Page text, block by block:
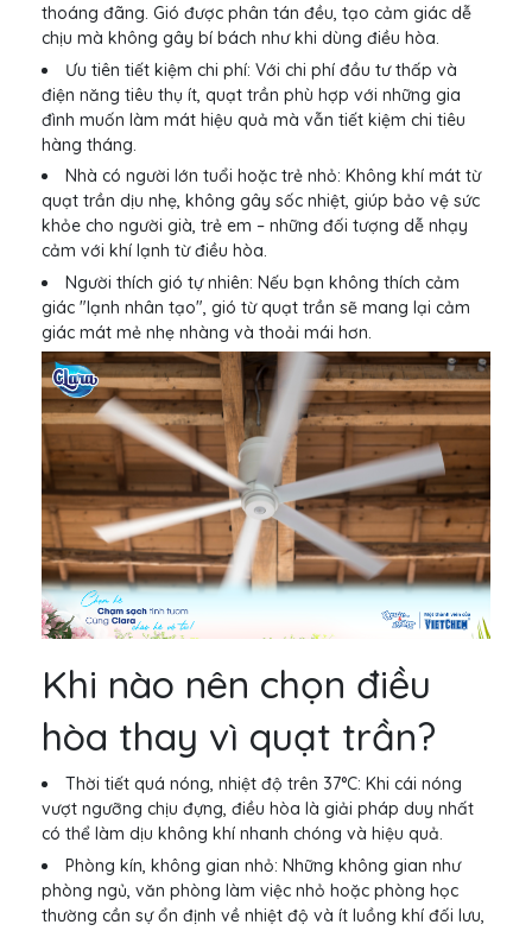
thoáng đãng. Gió được phân tán đều, tạo cảm giác dễ
chịu mà không gây bí bách như khi dùng điều hòa.
Ưu tiên tiết kiệm chi phí: Với chi phí đầu tư thấp và
điện năng tiêu thụ ít, quạt trần phù hợp với những gia
đình muốn làm mát hiệu quả mà vẫn tiết kiệm chi tiêu
hàng tháng.
Nhà có người lớn tuổi hoặc trẻ nhỏ: Không khí mát từ
quạt trần dịu nhẹ, không gây sốc nhiệt, giúp bảo vệ sức
khỏe cho người già, trẻ em – những đối tượng dễ nhạy
cảm với khí lạnh từ điều hòa.
Người thích gió tự nhiên: Nếu bạn không thích cảm
giác "lạnh nhân tạo", gió từ quạt trần sẽ mang lại cảm
giác mát mẻ nhẹ nhàng và thoải mái hơn.
Khi nào nên chọn điều
hòa thay vì quạt trần?
Thời tiết quá nóng, nhiệt độ trên 37°C: Khi cái nóng
vượt ngưỡng chịu đựng, điều hòa là giải pháp duy nhất
có thể làm dịu không khí nhanh chóng và hiệu quả.
Phòng kín, không gian nhỏ: Những không gian như
phòng ngủ, văn phòng làm việc nhỏ hoặc phòng học
thường cần sự ổn định về nhiệt độ và ít luồng khí đối lưu,